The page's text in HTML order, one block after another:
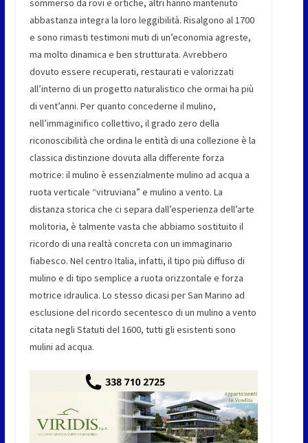
sommerso da rovi e ortiche, altri hanno mantenuto
abbastanza integra la loro leggibilità. Risalgono al 1700
e sono rimasti testimoni muti di un’economia agreste,
ma molto dinamica e ben strutturata. Avrebbero
dovuto essere recuperati, restaurati e valorizzati
all’interno di un progetto naturalistico che ormai ha più
di vent’anni. Per quanto concederne il mulino,
nell’immaginifico collettivo, il grado zero della
riconoscibilità che ordina le entità di una collezione è la
classica distinzione dovuta alla differente forza
motrice: il mulino è essenzialmente mulino ad acqua a
ruota verticale “vitruviana” e mulino a vento. La
distanza storica che ci separa dall’esperienza dell’arte
molitoria, è talmente vasta che abbiamo sostituito il
ricordo di una realtà concreta con un immaginario
fiabesco. Nel centro Italia, infatti, il tipo più diffuso di
mulino e di tipo semplice a ruota orizzontale e forza
motrice idraulica. Lo stesso dicasi per San Marino ad
esclusione del ricordo secentesco di un mulino a vento
citata negli Statuti del 1600, tutti gli esistenti sono
mulini ad acqua.